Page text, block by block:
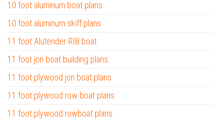
10 foot aluminum boat plans
10 foot aluminum skiff plans
11 foot Alutender RIB boat
11 foot jon boat building plans
11 foot plywood jon boat plans
11 foot plywood row boat plans
11 foot plywood rowboat plans